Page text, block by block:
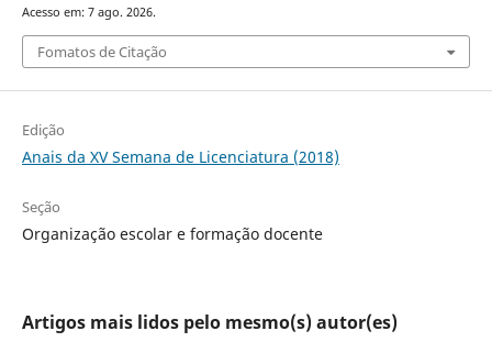
Acesso em: 7 ago. 2026.
Fomatos de Citação
Edição
Anais da XV Semana de Licenciatura (2018)
Seção
Organização escolar e formação docente
Artigos mais lidos pelo mesmo(s) autor(es)